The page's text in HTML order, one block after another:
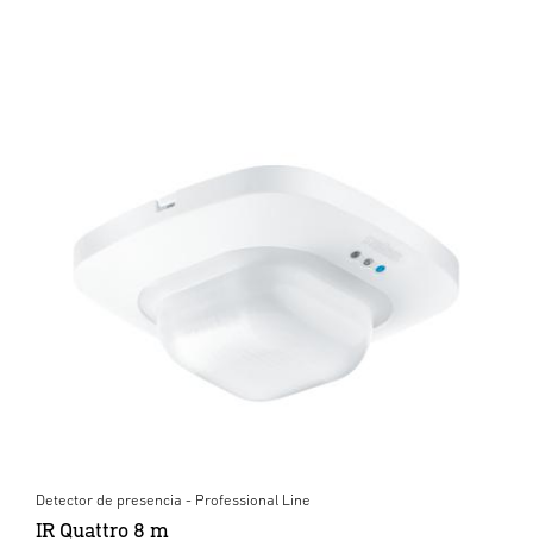
Detector de presencia - Professional Line
IR Quattro 8 m